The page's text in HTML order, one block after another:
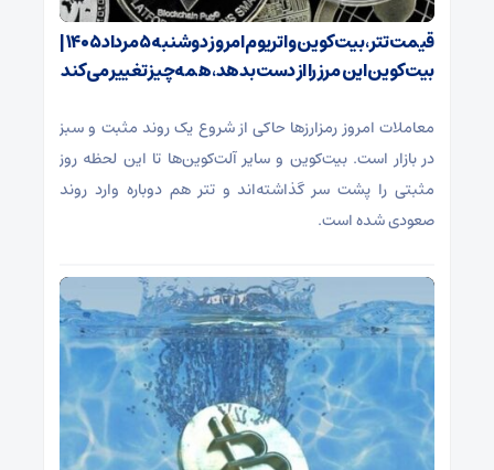
قیمت تتر، بیت‌کوین و اتریوم امروز دوشنبه ۵ مرداد ۱۴۰۵ |
بیت‌کوین این مرز را از دست بدهد، همه‌چیز تغییر می‌کند
معاملات امروز رمزارز‌ها حاکی از شروع یک روند مثبت و سبز
در بازار است. بیت‌کوین و سایر آلت‌کوین‌ها تا این لحظه روز
مثبتی را پشت سر گذاشته‌اند و تتر هم دوباره وارد روند
صعودی شده است.